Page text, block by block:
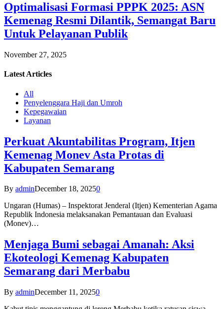
Optimalisasi Formasi PPPK 2025: ASN
Kemenag Resmi Dilantik, Semangat Baru
Untuk Pelayanan Publik
November 27, 2025
Latest Articles
All
Penyelenggara Haji dan Umroh
Kepegawaian
Layanan
Perkuat Akuntabilitas Program, Itjen
Kemenag Monev Asta Protas di
Kabupaten Semarang
By adminDecember 18, 20250
Ungaran (Humas) – Inspektorat Jenderal (Itjen) Kementerian Agama
Republik Indonesia melaksanakan Pemantauan dan Evaluasi
(Monev)…
Menjaga Bumi sebagai Amanah: Aksi
Ekoteologi Kemenag Kabupaten
Semarang dari Merbabu
By adminDecember 11, 20250